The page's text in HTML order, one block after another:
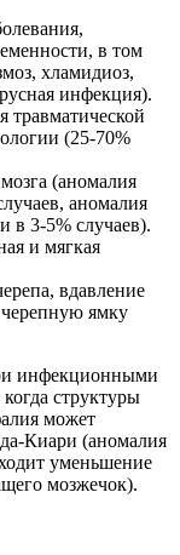
в том
хламидиоз,
инфекция).
травматической
(25-70%
(аномалия
аномалия
в 3-5% случаев).
и мягкая
вдавление
ямку
инфекционными
структуры
может
Киари (аномалия
уменьшение
мозжечок).